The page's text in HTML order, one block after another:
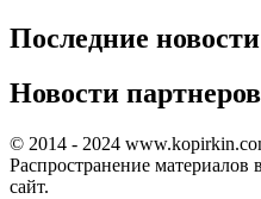
Последние новости
Новости партнеров
© 2014 - 2024
Распространение материалов
сайт.